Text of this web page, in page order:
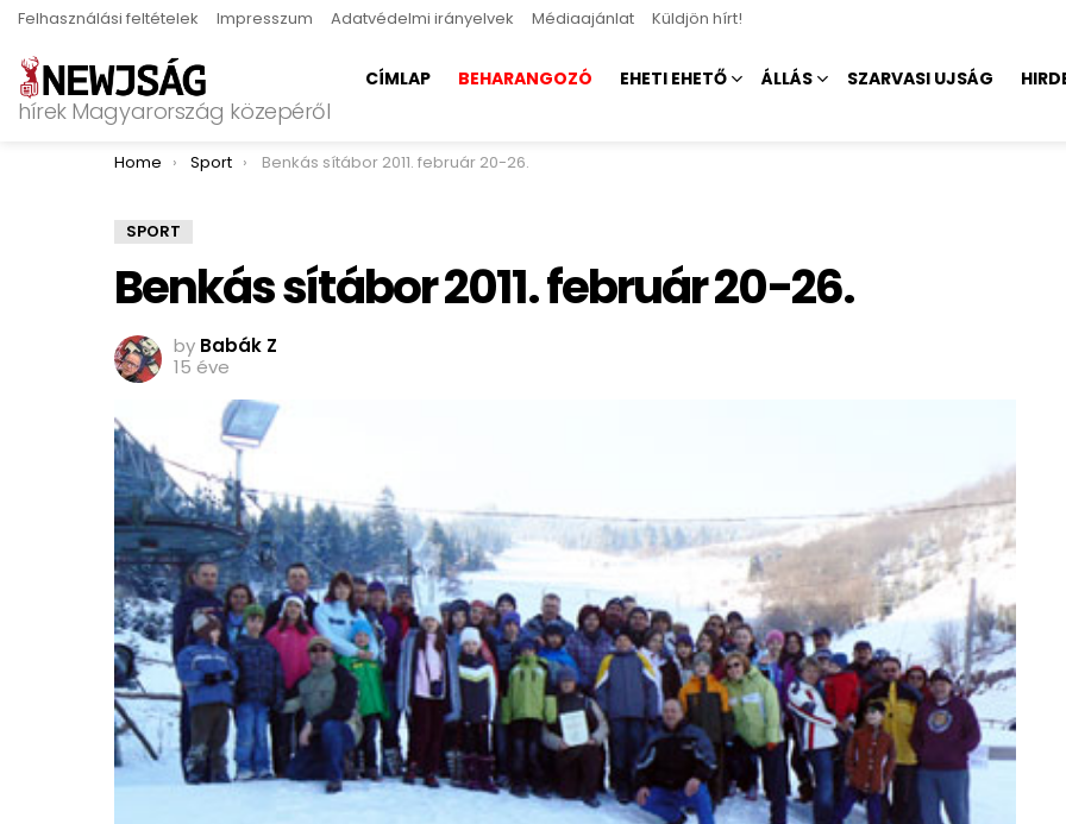
Felhasználási feltételek Impresszum Adatvédelmi irányelvek Médiaajánlat Küldjön hírt!
hírek Magyarország közepéről
CÍMLAP BEHARANGOZÓ EHETI EHETŐ ÁLLÁS SZARVASI UJSÁG
You are here:
Home Sport Benkás sítábor 2011. február 20-26.
SPORT
Benkás sítábor 2011. február 20-26.
by Babák Z
15 éve